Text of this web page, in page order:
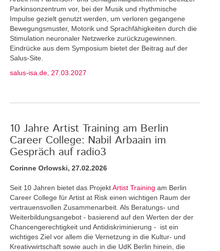
Parkinsonzentrum vor, bei der Musik und rhythmische
Impulse gezielt genutzt werden, um verloren gegangene
Bewegungsmuster, Motorik und Sprachfähigkeiten durch die
Stimulation neuronaler Netzwerke zurückzugewinnen.
Eindrücke aus dem Symposium bietet der Beitrag auf der
Salus-Site.
salus-isa.de, 27.03.2027
10 Jahre Artist Training am Berlin
Career College: Nabil Arbaain im
Gespräch auf radio3
Corinne Orlowski, 27.02.2026
Seit 10 Jahren bietet das ProjektArtist Training am Berlin
Career College für Artist at Risk einen wichtigen Raum der
vertrauensvollen Zusammenarbeit. Als Beratungs- und
Weiterbildungsangebot - basierend auf den Werten der der
Chancengerechtigkeit und Antidiskriminierung - ist ein
wichtiges Ziel vor allem die Vernetzung in die Kultur- und
Kreativwirtschaft sowie auch in die UdK Berlin hinein, die